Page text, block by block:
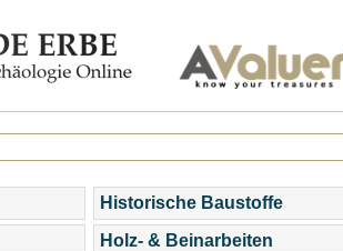
Historische Baustoffe
Holz- & Beinarbeiten